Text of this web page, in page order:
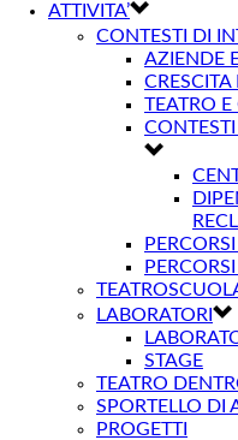
ATTIVITA’
CONTESTI DI
AZIENDE
CRESCITA
TEATRO
LABORATORI
STAGE
TEATRO
SPORTELLO DI
PROGETTI